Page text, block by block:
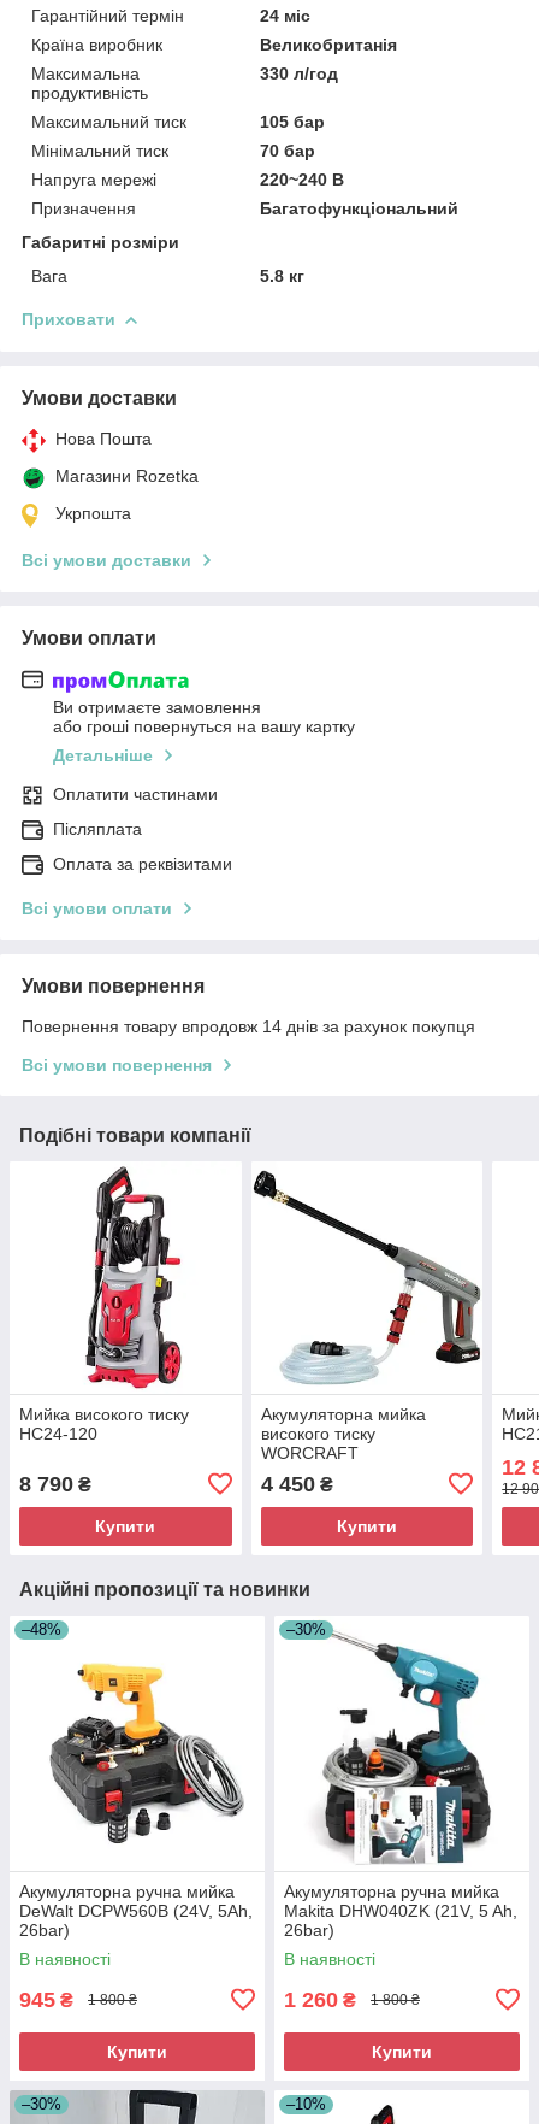
Гарантійний термін
24 міс
Країна виробник
Великобританія
Максимальна
продуктивність
330 л/год
Максимальний тиск
105 бар
Мінімальний тиск
70 бар
Напруга мережі
220~240 В
Призначення
Багатофункціональний
Габаритні розміри
Вага
5.8 кг
Приховати
Умови доставки
Нова Пошта
Магазини Rozetka
Укрпошта
Всі умови доставки
Умови оплати
Ви отримаєте замовлення
або гроші повернуться на вашу картку
Детальніше
Оплатити частинами
Післяплата
Оплата за реквізитами
Всі умови оплати
Умови повернення
Повернення товару впродовж 14 днів за рахунок покупця
Всі умови повернення
Подібні товари компанії
Мийка високого тиску
HC24-120
8 790 ₴
Купити
Акумуляторна мийка
високого тиску
WORCRAFT
4 450₴
Купити
12
12
Акційні пропозиції та новинки
–48%
Акумуляторна ручна мийка
DeWalt DCPW560B (24V, 5Ah,
26bar)
В наявності
945 ₴ 1 800 ₴
Купити
–30%
Акумуляторна ручна мийка
Makita DHW040ZK (21V, 5 Ah,
26bar)
В наявності
1 260 ₴ 1 800 ₴
Купити
–30% –10%